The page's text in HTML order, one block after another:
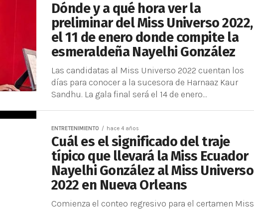
Dónde y a qué hora ver la
preliminar del Miss Universo 2022,
el 11 de enero donde compite la
esmeraldeña Nayelhi González
Las candidatas al Miss Universo 2022 cuentan los
días para conocer a la sucesora de Harnaaz Kaur
Sandhu. La gala final será el 14 de enero...
ENTRETENIMIENTO hace 4 años
Cuál es el significado del traje
típico que llevará la Miss Ecuador
Nayelhi González al Miss Universo
2022 en Nueva Orleans
Comienza el conteo regresivo para el certamen Miss